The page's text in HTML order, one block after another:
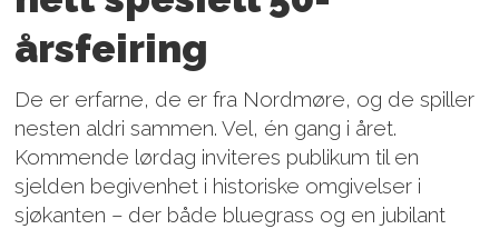
årsfeiring
De er erfarne, de er fra Nordmøre, og de spiller
nesten aldri sammen. Vel, én gang i året.
Kommende lørdag inviteres publikum til en
sjelden begivenhet i historiske omgivelser i
sjøkanten – der både bluegrass og en jubilant